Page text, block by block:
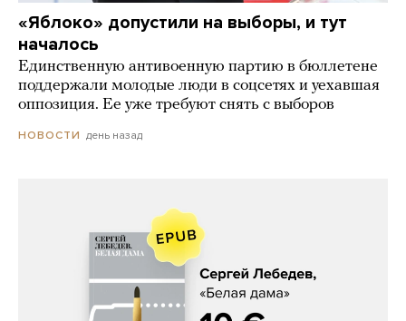
«Яблоко» допустили на выборы, и тут
началось
Единственную антивоенную партию в бюллетене
поддержали молодые люди в соцсетях и уехавшая
оппозиция. Ее уже требуют снять с выборов
НОВОСТИ день назад